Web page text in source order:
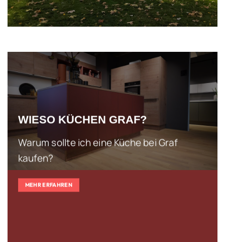
WIESO KÜCHEN GRAF?
Warum sollte ich eine Küche bei Graf
kaufen?
MEHR ERFAHREN